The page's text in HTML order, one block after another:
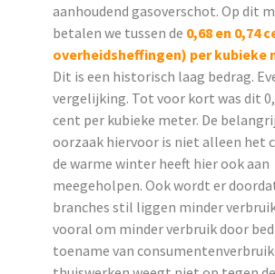
aanhoudend gasoverschot. Op dit
betalen we tussen de 0,68 en 0,74
overheidsheffingen) per kubieke
Dit is een historisch laag bedrag.
vergelijking. Tot voor kort was dit
cent per kubieke meter. De
oorzaak hiervoor is niet alleen het
de warme winter heeft hier ook aan
meegeholpen. Ook wordt er
branches stil liggen minder
vooral om minder verbruik door
toename van